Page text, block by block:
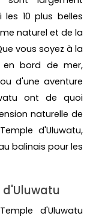
10 plus belles
naturel et de la
vous soyez à la
en bord de mer,
d'une aventure
ont de quoi
naturelle de
d'Uluwatu,
balinais pour les
d'Uluwatu
d'Uluwatu